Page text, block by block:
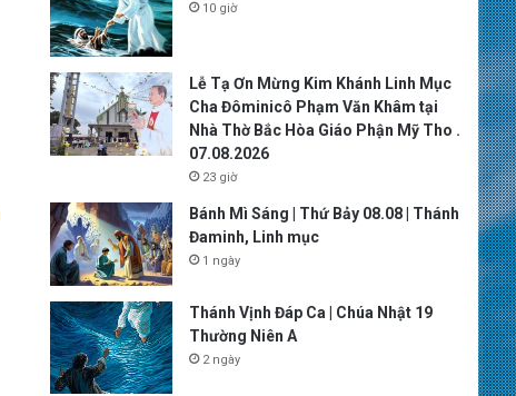
10 giờ
Lễ Tạ Ơn Mừng Kim Khánh Linh Mục
Cha Đôminicô Phạm Văn Khâm tại
Nhà Thờ Bắc Hòa Giáo Phận Mỹ Tho .
07.08.2026
23 giờ
Bánh Mì Sáng | Thứ Bảy 08.08 | Thánh
Đaminh, Linh mục
1 ngày
Thánh Vịnh Đáp Ca | Chúa Nhật 19
Thường Niên A
2 ngày